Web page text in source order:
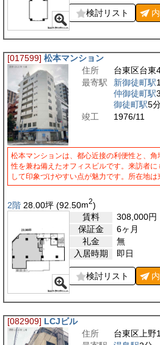
検討リスト
[017599] 松本マンション
住所
台東区台東
最寄駅
新御徒町駅
仲御徒町駅
御徒町駅5
竣工
1976/11
松本マンションは、都心近接の利便性と、
性を兼ね備えたオフィスビルです。来訪者
して印象づけやすい点が魅力です。所在地
2階 28.00坪 (92.50m2)
賃料
308,000円
保証金
6ヶ月
礼金
無
入居時期
即日
検討リスト
[082909] LCJビル
住所
台東区上野